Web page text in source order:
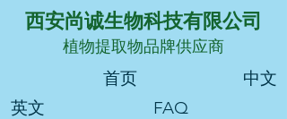
西安尚诚生物科技有限公司
植物提取物品牌供应商
首页
中文
英文
FAQ